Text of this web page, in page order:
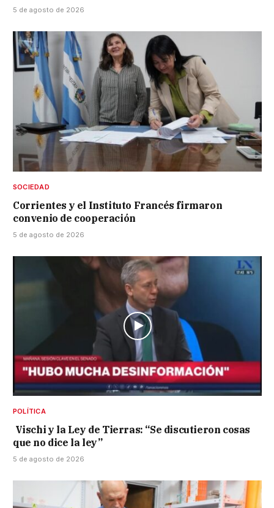
5 de agosto de 2026
SOCIEDAD
Corrientes y el Instituto Francés firmaron
convenio de cooperación
5 de agosto de 2026
POLÍTICA
Vischi y la Ley de Tierras: “Se discutieron cosas
que no dice la ley”
5 de agosto de 2026